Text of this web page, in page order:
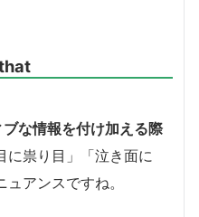
な情報を付け加える際
に祟り目」「泣き面に
アンスですね。